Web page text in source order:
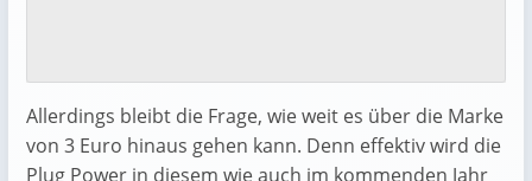
Allerdings bleibt die Frage, wie weit es über die Marke
von 3 Euro hinaus gehen kann. Denn effektiv wird die
Plug Power in diesem wie auch im kommenden Jahr